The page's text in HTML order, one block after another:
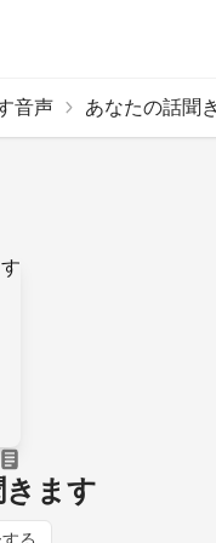
音声 あなたの話聞
ます